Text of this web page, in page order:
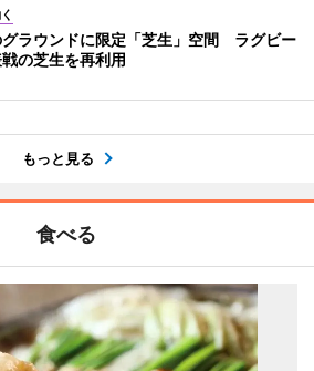
ラウンドに限定「芝生」空間 ラグビー
の芝生を再利用
もっと見る
食べる